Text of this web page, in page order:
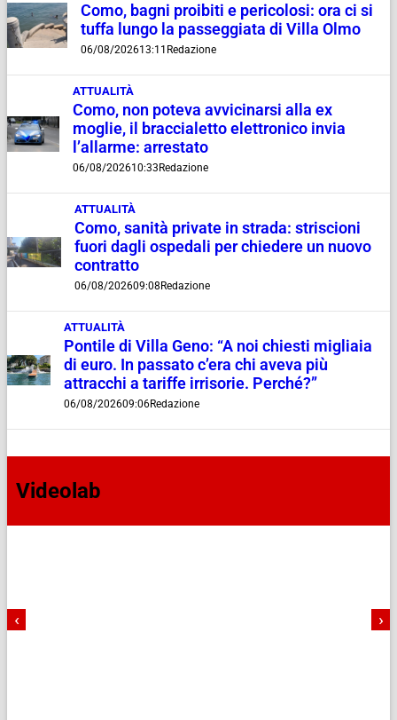
Como, bagni proibiti e pericolosi: ora ci si
tuffa lungo la passeggiata di Villa Olmo
06/08/202613:11 Redazione
ATTUALITÀ
Como, non poteva avvicinarsi alla ex
moglie, il braccialetto elettronico invia
l’allarme: arrestato
06/08/202610:33 Redazione
ATTUALITÀ
Como, sanità private in strada: striscioni
fuori dagli ospedali per chiedere un nuovo
contratto
06/08/202609:08 Redazione
ATTUALITÀ
Pontile di Villa Geno: “A noi chiesti migliaia
di euro. In passato c’era chi aveva più
attracchi a tariffe irrisorie. Perché?”
06/08/202609:06Redazione
Videolab
‹ ›